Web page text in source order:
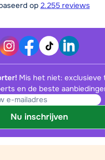
op 2.255 reviews
Mis het niet: exclusieve
en de beste
Nu inschrijven